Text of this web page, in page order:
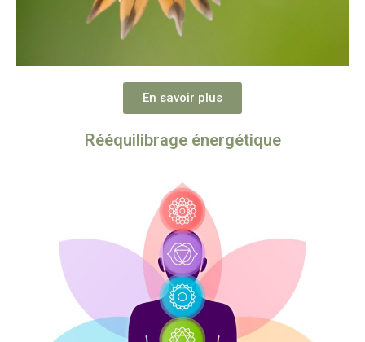
En savoir plus
Rééquilibrage énergétique